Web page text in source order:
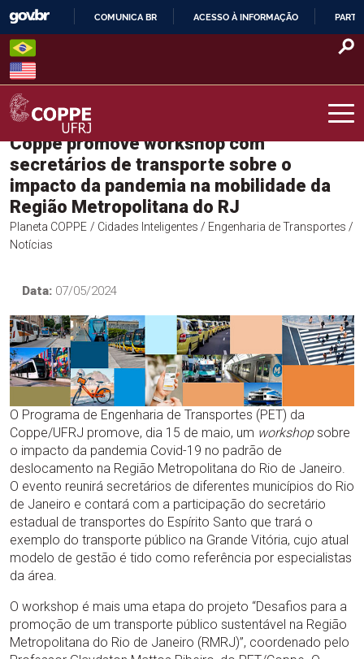
Skip
content
O
COMUNICA BR ACESSO À INFORMAÇÃO
COPPE – UFRJ
Coppe promove workshop com
secretários de transporte sobre o
impacto da pandemia na mobilidade da
Região Metropolitana do RJ
Planeta COPPE / Cidades Inteligentes / Engenharia de Transportes /
Notícias
Data: 07/05/2024
O Programa de Engenharia de Transportes (PET) da
Coppe/UFRJ promove, dia 15 de maio, um workshopsobre
o impacto da pandemia Covid-19 no padrão de
deslocamento na Região Metropolitana do Rio de Janeiro.
O evento reunirá secretários de diferentes municípios do Rio
de Janeiro e contará com a participação do secretário
estadual de transportes do Espírito Santo que trará o
exemplo do transporte público na Grande Vitória, cujo atual
modelo de gestão é tido como referência por especialistas
da área.
O workshop é mais uma etapa do projeto “Desafios para a
promoção de um transporte público sustentável na Região
Metropolitana do Rio de Janeiro (RMRJ)”, coordenado pelo